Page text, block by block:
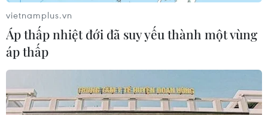
Buổi hòa nhạc kéo dài 639 năm vừa
mới hoàn thành 4% hành trình
vietnamplus.vn
Áp thấp nhiệt đới đã suy yếu thành một vùng
áp thấp